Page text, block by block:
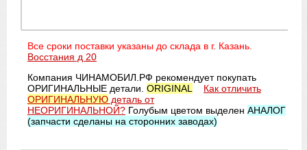
Все сроки поставки указаны до склада в г. Казань.
Восстания д 20
Компания ЧИНАМОБИЛ.РФ рекомендует покупать
ОРИГИНАЛЬНЫЕ детали. ORIGINAL
Как отличить
ОРИГИНАЛЬНУЮ деталь от
НЕОРИГИНАЛЬНОЙ? Голубым цветом выделен АНАЛОГ
(запчасти сделаны на сторонних заводах)